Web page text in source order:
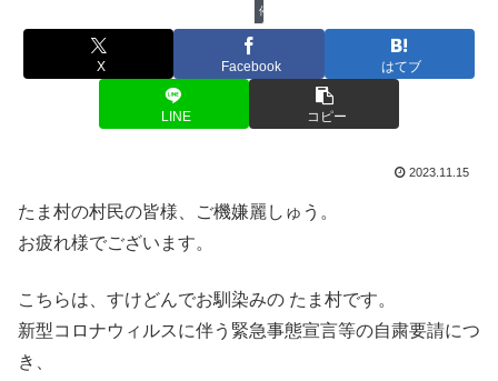
催し物
X Facebook はてブ
LINE コピー
2023.11.15
たま村の村民の皆様、ご機嫌麗しゅう。
お疲れ様でございます。
こちらは、すけどんでお馴染みの たま村です。
新型コロナウィルスに伴う緊急事態宣言等の自粛要請につ
き、